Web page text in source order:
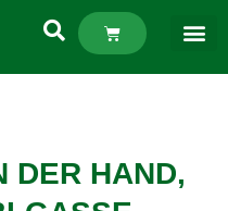
DER HAND,